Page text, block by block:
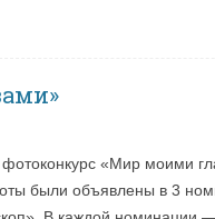
фотоконкурс «Мир моими
были объявлены в 3